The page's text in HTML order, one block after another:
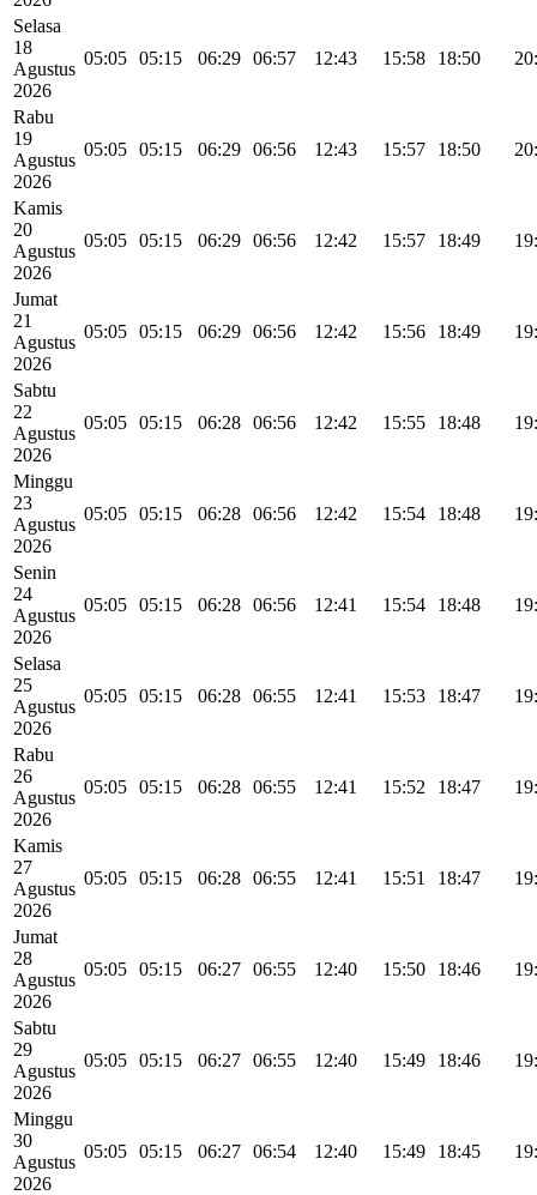
Selasa
18
Agustus
2026
05:05 05:15 06:29 06:57 12:43 15:58 18:50
Rabu
19
Agustus
2026
05:05 05:15 06:29 06:56 12:43 15:57 18:50
Kamis
20
Agustus
2026
05:05 05:15 06:29 06:56 12:42 15:57 18:49
Jumat
21
Agustus
2026
05:05 05:15 06:29 06:56 12:42 15:56 18:49
Sabtu
22
Agustus
2026
05:05 05:15 06:28 06:56 12:42 15:55 18:48
Minggu
23
Agustus
2026
05:05 05:15 06:28 06:56 12:42 15:54 18:48
Senin
24
Agustus
2026
05:05 05:15 06:28 06:56 12:41 15:54 18:48
Selasa
25
Agustus
2026
05:05 05:15 06:28 06:55 12:41 15:53 18:47
Rabu
26
Agustus
2026
05:05 05:15 06:28 06:55 12:41 15:52 18:47
Kamis
27
Agustus
2026
05:05 05:15 06:28 06:55 12:41 15:51 18:47
Jumat
28
Agustus
2026
05:05 05:15 06:27 06:55 12:40 15:50 18:46
Sabtu
29
Agustus
2026
05:05 05:15 06:27 06:55 12:40 15:49 18:46
Minggu
30
Agustus
2026
05:05 05:15 06:27 06:54 12:40 15:49 18:45